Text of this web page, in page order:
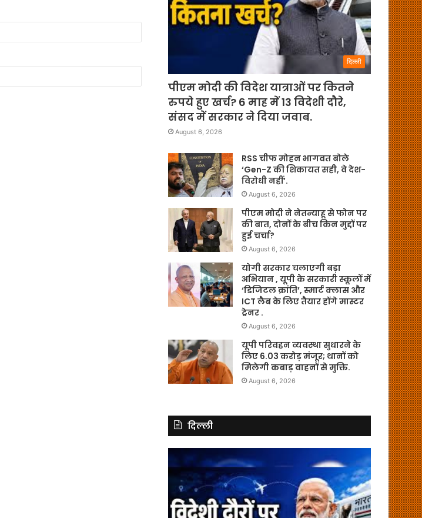
दिल्ली
पीएम मोदी की विदेश यात्राओं पर कितने
रुपये हुए खर्च? 6 माह में 13 विदेशी दौरे,
संसद में सरकार ने दिया जवाब.
August 6, 2026
RSS चीफ मोहन भागवत बोले
‘Gen-Z की शिकायत सही, वे देश-
विरोधी नहीं’.
August 6, 2026
पीएम मोदी ने नेतन्याहू से फोन पर
की बात, दोनों के बीच किन मुद्दों पर
हुई चर्चा?
August 6, 2026
योगी सरकार चलाएगी बड़ा
अभियान , यूपी के सरकारी स्कूलों में
‘डिजिटल क्रांति’, स्मार्ट क्लास और
ICT लैब के लिए तैयार होंगे मास्टर
ट्रेनर .
August 6, 2026
यूपी परिवहन व्यवस्था सुधारने के
लिए 6.03 करोड़ मंजूर; थानों को
मिलेगी कबाड़ वाहनों से मुक्ति.
August 6, 2026
दिल्ली